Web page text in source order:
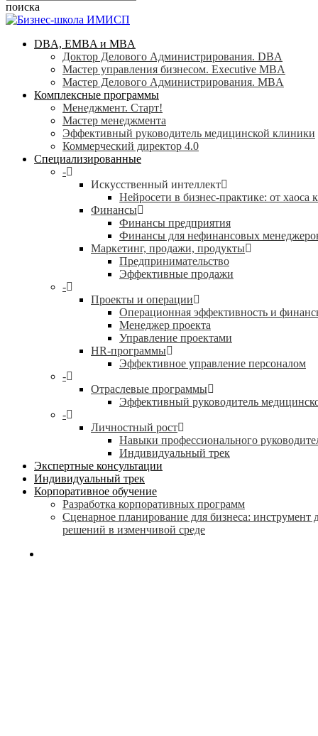
поиска
Close
search
Menu
DBA, EMBA и MBA
Доктор Делового Администрирования. DBA
Мастер управления бизнесом. Executive MBA
Мастер Делового Администрирования. MBA
Комплексные программы
Менеджмент. Старт!
Мастер менеджмента
Эффективный руководитель медицинской клиники
Коммерческий директор 4.0
Специализированные
-
Искусственный интеллект
Нейросети в бизнес-практике: от хаоса
Финансы
Финансы предприятия
Финансы для нефинансовых
Маркетинг, продажи, продукты
Предпринимательство
Эффективные продажи
-
Проекты и операции
Операционная эффективность и
Менеджер проекта
Управление проектами
HR-программы
Эффективное управление персоналом
-
Отраслевые программы
Эффективный руководитель
-
Личностный рост
Навыки профессионального
Индивидуальный трек
Экспертные консультации
Индивидуальный трек
Корпоративное обучение
Разработка корпоративных программ
Сценарное планирование для бизнеса: инструмент
решений в изменчивой среде